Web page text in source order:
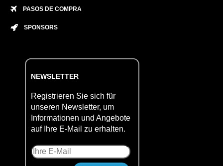
PASOS DE COMPRA
SPONSORS
NEWSLETTER
Registrieren Sie sich für
unseren Newsletter, um
Informationen und Angebote
auf Ihre E-Mail zu erhalten.